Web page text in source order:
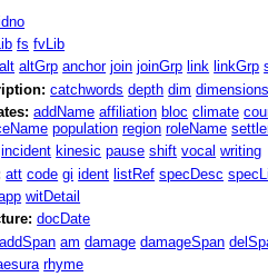
fs fvLib
alt altGrp anchor join joinGrp link linkGrp
catchwords depth dim dimensions
addName affiliation bloc climate
population region roleName
incident kinesic pause shift vocal writing
att code gi ident listRef specDesc
witDetail
docDate
addSpan am damage damageSpan
rhyme